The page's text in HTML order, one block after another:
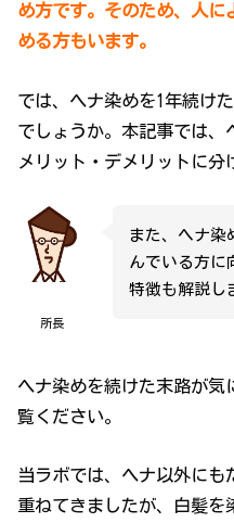
め方です。そのため、人に
める方もいます。
では、ヘナ染めを1年続け
でしょうか。本記事では、
メリット・デメリットに分
所長
また、ヘナ染
んでいる方に
特徴も解説し
ヘナ染めを続けた末路が気
覧ください。
当ラボでは、ヘナ以外にも
重ねてきましたが、白髪を